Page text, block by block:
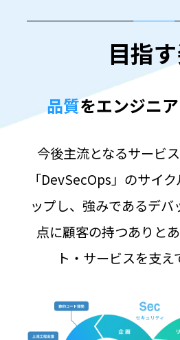
目指
品質をエンジニ
今後主流となるサービ
「DevSecOps」のサイ
ップし、 強みであるデバ
点に顧客の持つありと
ト・サービスを支え